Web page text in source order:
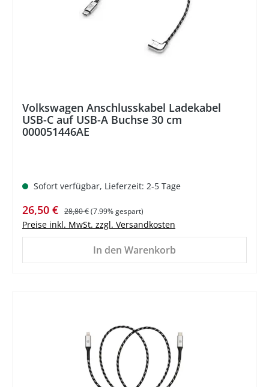
Volkswagen Anschlusskabel Ladekabel
USB-C auf USB-A Buchse 30 cm
000051446AE
Sofort verfügbar, Lieferzeit: 2-5 Tage
Verkaufspreis:
26,50 € Regulärer Preis:
28,80 €(7.99% gespart)
Preise inkl. MwSt. zzgl. Versandkosten
In den Warenkorb